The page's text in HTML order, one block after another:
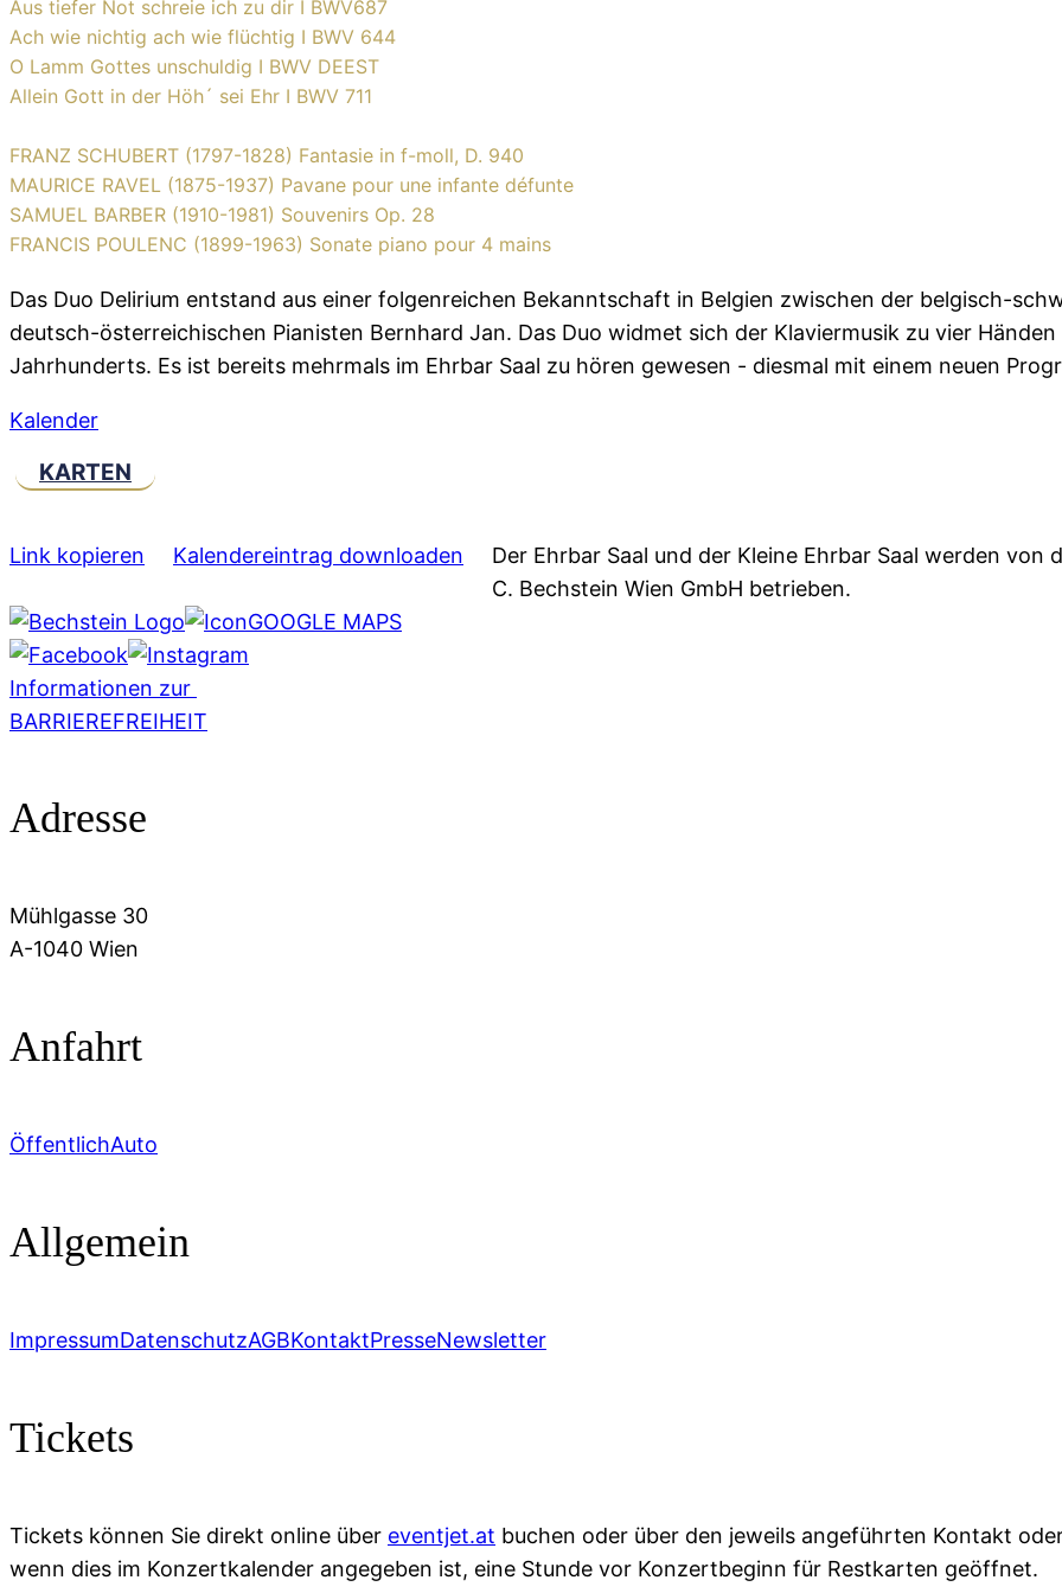
Aus tiefer Not schreie ich zu dir I BWV687
Ach wie nichtig ach wie flüchtig I BWV 644
O Lamm Gottes unschuldig I BWV DEEST
Allein Gott in der Höh´ sei Ehr I BWV 711
FRANZ SCHUBERT (1797-1828) Fantasie in f-moll, D. 940
MAURICE RAVEL (1875-1937) Pavane pour une infante défunte
SAMUEL BARBER (1910-1981) Souvenirs Op. 28
FRANCIS POULENC (1899-1963) Sonate piano pour 4 mains
Das Duo Delirium entstand aus einer folgenreichen Bekanntschaft in Belgien zwischen der belgisch-
deutsch-österreichischen Pianisten Bernhard Jan. Das Duo widmet sich der Klaviermusik zu vier
Jahrhunderts. Es ist bereits mehrmals im Ehrbar Saal zu hören gewesen - diesmal mit einem neuen
Kalender
KARTEN
Link kopieren Kalendereintrag downloaden
Der Ehrbar Saal und der Kleine Ehrbar Saal werden von
C. Bechstein Wien GmbH betrieben.
GOOGLE MAPS
Informationen zur
BARRIEREFREIHEIT
Adresse
Mühlgasse 30
A-1040 Wien
Anfahrt
ÖffentlichAuto
Allgemein
ImpressumDatenschutzAGBKontaktPresseNewsletter
Tickets
Tickets können Sie direkt online über eventjet.at buchen oder über den jeweils angeführten Kontakt
wenn dies im Konzertkalender angegeben ist, eine Stunde vor Konzertbeginn für Restkarten geöffnet.